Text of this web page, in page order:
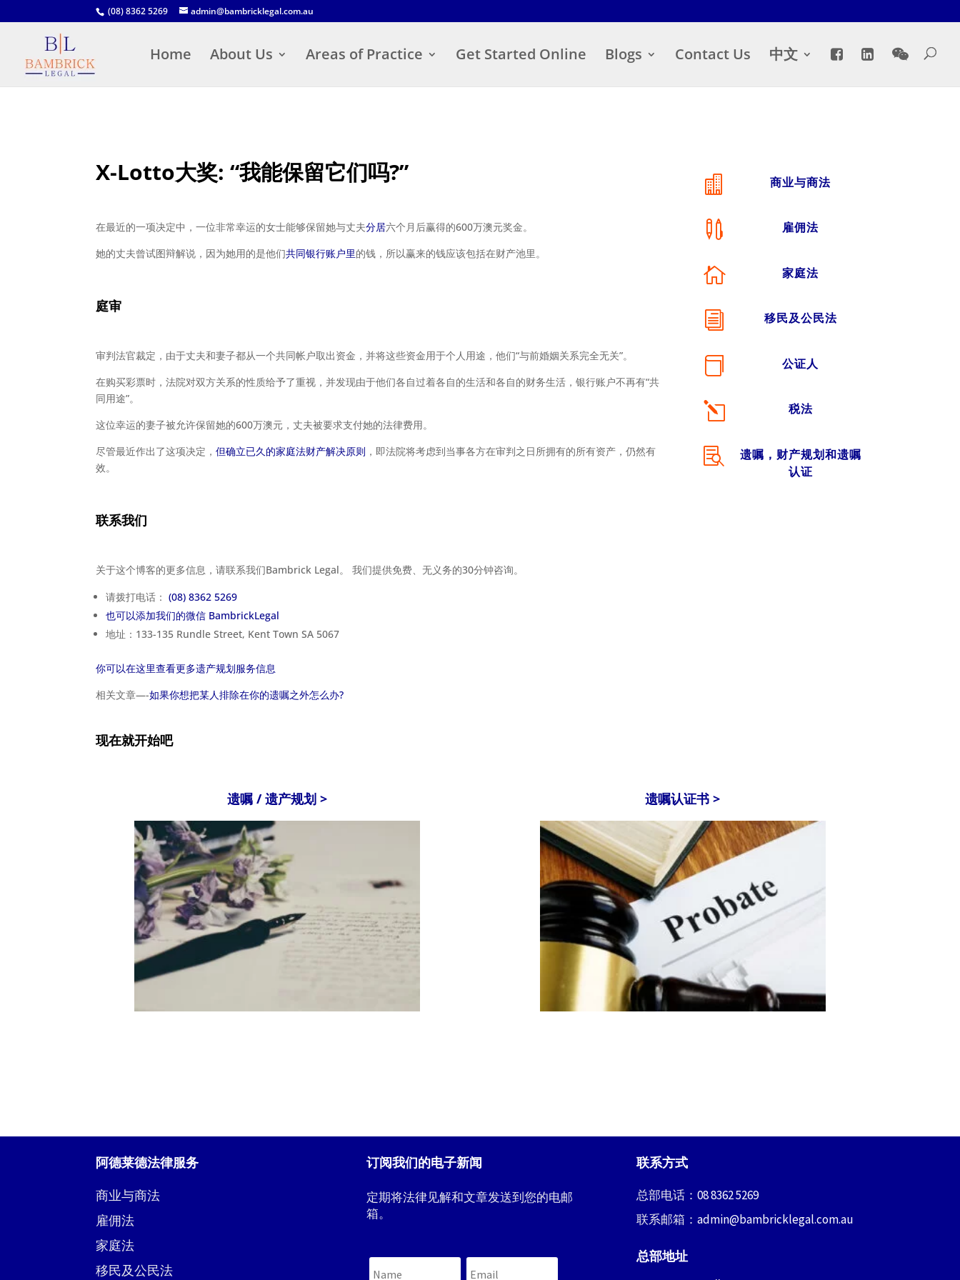
(08) 8362 5269 admin@bambricklegal.com.au
Home About Us Areas of Practice Get Started Online Blogs Contact Us 中文
X-Lotto大奖: “我能保留它们吗?”
在最近的一项决定中，一位非常幸运的女士能够保留她与丈夫分居六个月后赢得的600万澳元奖金。
她的丈夫曾试图辩解说，因为她用的是他们共同银行账户里的钱，所以赢来的钱应该包括在财产池里。
庭审
审判法官裁定，由于丈夫和妻子都从一个共同帐户取出资金，并将这些资金用于个人用途，他们“与前婚姻关系完全无关”。
在购买彩票时，法院对双方关系的性质给予了重视，并发现由于他们各自过着各自的生活和各自的财务生活，银行账户不再有“共
同用途”。
这位幸运的妻子被允许保留她的600万澳元，丈夫被要求支付她的法律费用。
尽管最近作出了这项决定，但确立已久的家庭法财产解决原则 ，即法院将考虑到当事各方在审判之日所拥有的所有资产，仍然有
效。
联系我们
关于这个博客的更多信息，请联系我们Bambrick Legal。 我们提供免费、无义务的30分钟咨询。
请拨打电话：(08) 8362 5269
也可以添加我们的微信 BambrickLegal
地址：133-135 Rundle Street, Kent Town SA 5067
你可以在这里查看更多遗产规划服务信息
相关文章—-如果你想把某人排除在你的遗嘱之外怎么办?
现在就开始吧
 商业与商法
 雇佣法
 家庭法
i 移民及公民法
 公证人
l 税法

遗嘱，财产规划和遗嘱
认证
遗嘱 / 遗产规划 > 遗嘱认证书 >
阿德莱德法律服务
商业与商法
雇佣法
家庭法
移民及公民法
订阅我们的电子新闻
定期将法律见解和文章发送到您的电邮
箱。
联系方式
总部电话： 08 8362 5269
联系邮箱： admin@bambricklegal.com.au
总部地址